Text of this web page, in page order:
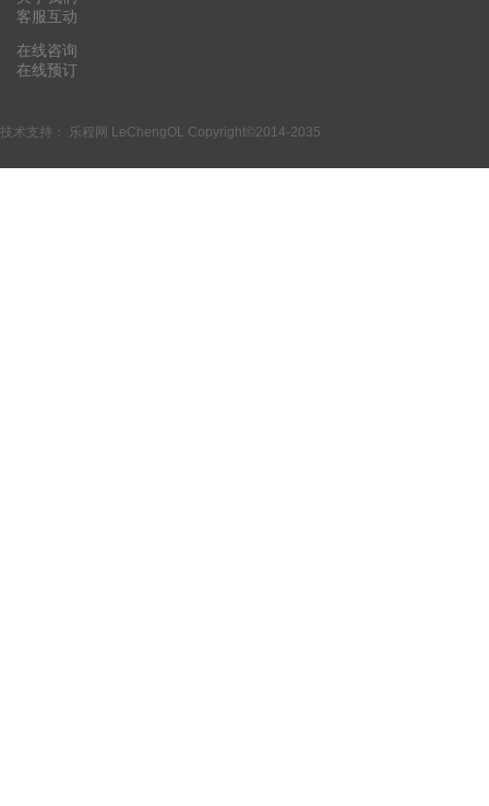
客服互动
在线咨询
在线预订
技术支持： 乐程网 LeChengOL Copyright©2014-2035